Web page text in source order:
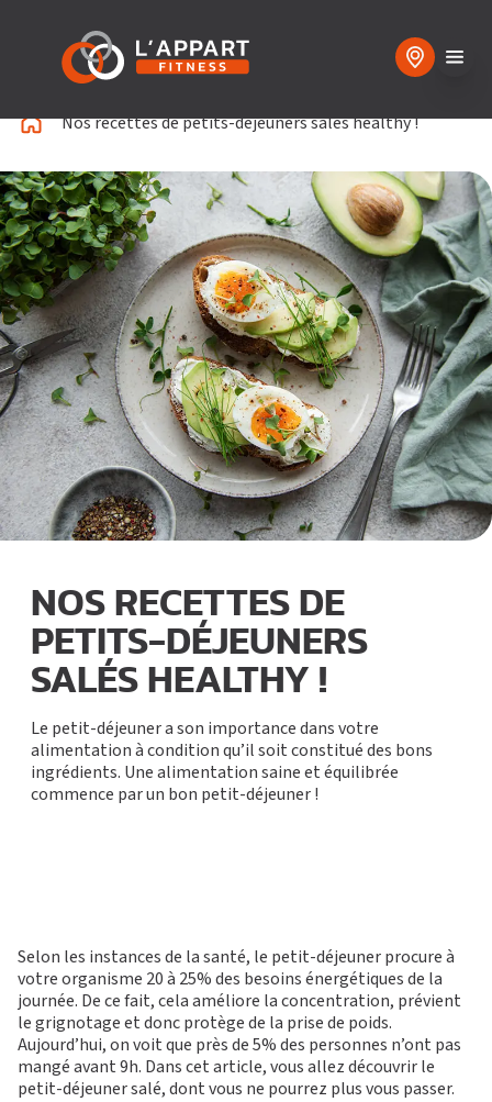
Nos recettes de petits-déjeuners salés healthy !
NOS RECETTES DE
PETITS-DÉJEUNERS
SALÉS HEALTHY !
Le petit-déjeuner a son importance dans votre
alimentation à condition qu’il soit constitué des bons
ingrédients. Une alimentation saine et équilibrée
commence par un bon petit-déjeuner !
Selon les instances de la santé, le petit-déjeuner procure à
votre organisme 20 à 25% des besoins énergétiques de la
journée. De ce fait, cela améliore la concentration, prévient
le grignotage et donc protège de la prise de poids.
Aujourd’hui, on voit que près de 5% des personnes n’ont pas
mangé avant 9h. Dans cet article, vous allez découvrir le
petit-déjeuner salé, dont vous ne pourrez plus vous passer.